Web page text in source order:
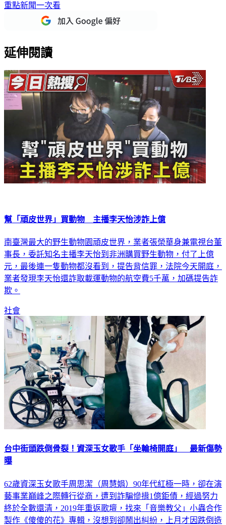
重點新聞一次看
延伸閱讀
幫「頑皮世界」買動物 主播李天怡涉詐上億
南臺灣最大的野生動物園頑皮世界，業者張榮華身兼電視台董
事長，委託知名主播李天怡到非洲購買野生動物，付了上億
元，最後連一隻動物都沒看到，提告背信罪，法院今天開庭，
業者發現李天怡還詐取載運動物的航空費5千萬，加碼提告詐
欺。
社會
台中街頭跌倒骨裂！資深玉女歌手「坐輪椅開庭」 最新傷勢
曝
62歲資深玉女歌手周思潔（周慧娟）90年代紅極一時，卻在演
藝事業巔峰之際轉行從商，遭到詐騙慘揹1億鉅債，經過努力
終於全數還清，2019年重返歌壇，找來「音樂教父」小蟲合作
製作《傻傻的花》專輯，沒想到卻鬧出糾紛，上月才因跌倒造